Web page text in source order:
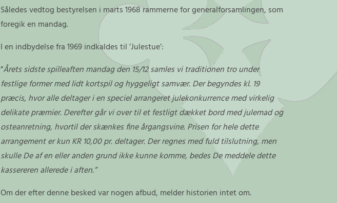
Således vedtog bestyrelsen i marts 1968 rammerne for generalforsamlingen, som
foregik en mandag.
I en indbydelse fra 1969 indkaldes til ’Julestue’:
”Årets sidste spilleaften mandag den 15/12 samles vi traditionen tro under
festlige former med lidt kortspil og hyggeligt samvær. Der begyndes kl. 19
præcis, hvor alle deltager i en speciel arrangeret julekonkurrence med virkelig
delikate præmier. Derefter går vi over til et festligt dækket bord med julemad og
osteanretning, hvortil der skænkes fine årgangsvine. Prisen for hele dette
arrangement er kun KR 10,00 pr. deltager. Der regnes med fuld tilslutning, men
skulle De af en eller anden grund ikke kunne komme, bedes De meddele dette
kassereren allerede i aften.”
Om der efter denne besked var nogen afbud, melder historien intet om.